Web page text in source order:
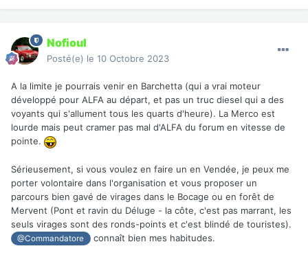
ix8IYDBEWPSj2qIAIGHgtGCLVptGuBBBGUjqBhIUHXswQMPK
hAYsaPCGYLoL2ptgKIHT8kEN3Lt+/dGhkUEBVCWAgAAISJXj
BXeB7co8foCx5gpBAwJGaJChH6kvbAAodPgSNlbKhAvMKFD
SBkuCxo0YcLEh48nIDhA+TBhSNmAAEyY8REggEBADs=
Nofioul
Posté(e) le 10 Octobre 2023
A la limite je pourrais venir en Barchetta (qui a vrai moteur
développé pour ALFA au départ, et pas un truc diesel qui a des
voyants qui s'allument tous les quarts d'heure). La Merco est
lourde mais peut cramer pas mal d'ALFA du forum en vitesse de
pointe.
Sérieusement, si vous voulez en faire un en Vendée, je peux me
porter volontaire dans l'organisation et vous proposer un
parcours bien gavé de virages dans le Bocage ou en forêt de
Mervent (Pont et ravin du Déluge - la côte, c'est pas marrant, les
seuls virages sont des ronds-points et c'est blindé de touristes).
@Commandatore connaît bien mes habitudes.